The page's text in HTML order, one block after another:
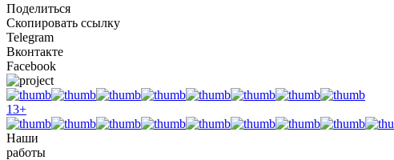
Поделиться
Скопировать ссылку
Telegram
Вконтакте
Facebook
13+
Наши
работы